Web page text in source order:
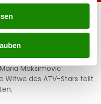
So nimmt seine
Maksimovic
Witwe des ATV-Stars teilt